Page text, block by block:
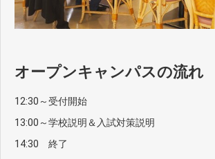
オープンキャンパスの流れ
12:30～受付開始
13:00～学校説明＆入試対策説明
14:30 終了